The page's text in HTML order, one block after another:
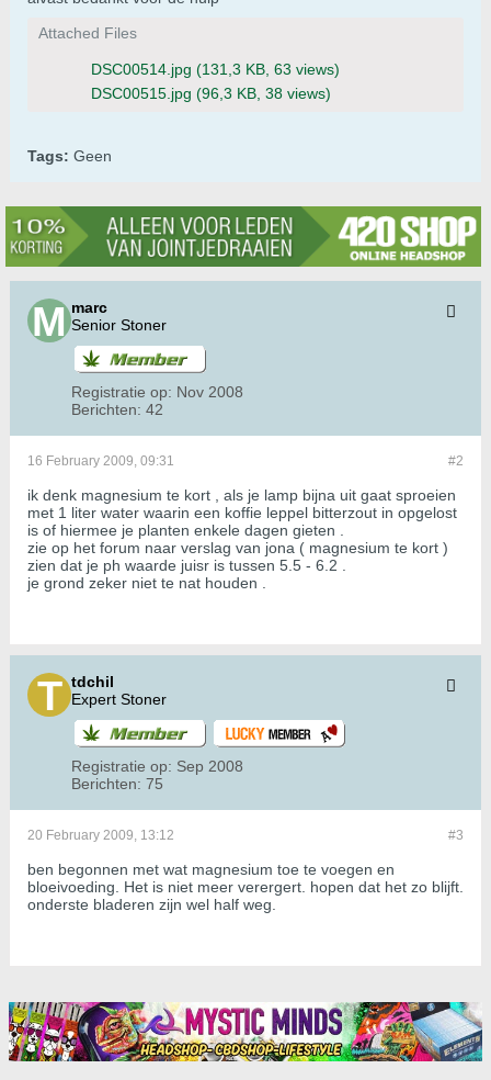
Attached Files
DSC00514.jpg (131,3 KB, 63 views)
DSC00515.jpg (96,3 KB, 38 views)
Tags: Geen
marc
Senior Stoner
Registratie op: Nov 2008
Berichten: 42
#2
16 February 2009, 09:31
ik denk magnesium te kort , als je lamp bijna uit gaat sproeien
met 1 liter water waarin een koffie leppel bitterzout in opgelost
is of hiermee je planten enkele dagen gieten .
zie op het forum naar verslag van jona ( magnesium te kort )
zien dat je ph waarde juisr is tussen 5.5 - 6.2 .
je grond zeker niet te nat houden .
tdchil
Expert Stoner
Registratie op: Sep 2008
Berichten: 75
#3
20 February 2009, 13:12
ben begonnen met wat magnesium toe te voegen en
bloeivoeding. Het is niet meer verergert. hopen dat het zo blijft.
onderste bladeren zijn wel half weg.